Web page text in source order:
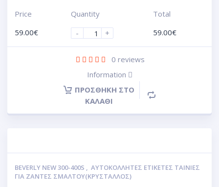
Price
59.00€
Quantity
-
+
Total
59.00€
0 reviews
Information
ΠΡΟΣΘΉΚΗ ΣΤΟ
ΚΑΛΆΘΙ
BEVERLY NEW 300-400S , ΑΥΤΟΚΌΛΛΗΤΕΣ ΕΤΙΚΈΤΕΣ ΤΑΙΝΊΕΣ
ΓΙΑ ΖΆΝΤΕΣ ΣΜΆΛΤΟΥ(ΚΡΎΣΤΑΛΛΟΣ)